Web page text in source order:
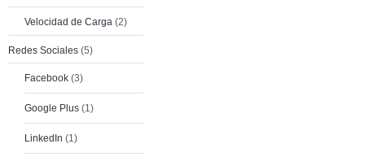
Velocidad de Carga (2)
Redes Sociales (5)
Facebook (3)
Google Plus (1)
LinkedIn (1)